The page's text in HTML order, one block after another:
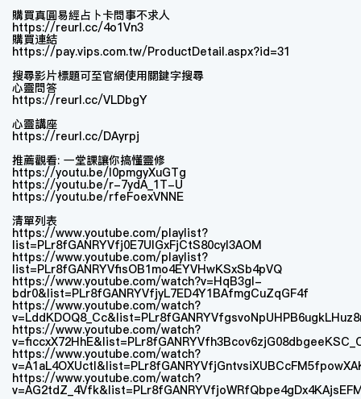
購買真圓易經占卜卡問事不求人
https://reurl.cc/4o1Vn3
購買連結
https://pay.vips.com.tw/ProductDetail.aspx?id=31
搜尋影片標題可至官網使用關鍵字搜尋
心靈問答
https://reurl.cc/VLDbgY
心靈講座
https://reurl.cc/DAyrpj
推薦觀看: 一堂課讓你搞懂靈修
https://youtu.be/l0pmgyXuGTg
https://youtu.be/r-7ydA_1T-U
https://youtu.be/rfeFoexVNNE
清單列表
https://www.youtube.com/playlist?
list=PLr8fGANRYVfj0E7UIGxFjCtS80cyI3AOM
https://www.youtube.com/playlist?
list=PLr8fGANRYVfisOB1mo4EYVHwKSxSb4pVQ
https://www.youtube.com/watch?v=HqB3gI-
bdr0&list=PLr8fGANRYVfjyL7ED4Y1BAfmgCuZqGF4f
https://www.youtube.com/watch?
https://www.youtube.com/watch?
https://www.youtube.com/watch?
https://www.youtube.com/watch?